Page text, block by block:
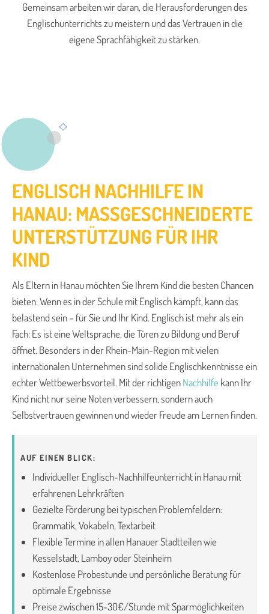
Gemeinsam arbeiten wir daran, die Herausforderungen des
Englischunterrichts zu meistern und das Vertrauen in die
eigene Sprachfähigkeit zu stärken.
ENGLISCH NACHHILFE IN
HANAU: MASSGESCHNEIDERTE U
NTERSTÜTZUNG FÜR IHR K
IND
Als Eltern in Hanau möchten Sie Ihrem Kind die besten Chancen
bieten. Wenn es in der Schule mit Englisch kämpft, kann das
belastend sein – für Sie und Ihr Kind. Englisch ist mehr als ein
Fach: Es ist eine Weltsprache, die Türen zu Bildung und Beruf
öffnet. Besonders in der Rhein-Main-Region mit vielen
internationalen Unternehmen sind solide Englischkenntnisse ein
echter Wettbewerbsvorteil. Mit der richtigenNachhilfe kann Ihr
Kind nicht nur seine Noten verbessern, sondern auch
Selbstvertrauen gewinnen und wieder Freude am Lernen finden.
AUF EINEN BLICK:
Individueller Englisch-Nachhilfeunterricht in Hanau mit
erfahrenen Lehrkräften
Gezielte Förderung bei typischen Problemfeldern:
Grammatik, Vokabeln, Textarbeit
Flexible Termine in allen Hanauer Stadtteilen wie
Kesselstadt, Lamboy oder Steinheim
Kostenlose Probestunde und persönliche Beratung für
optimale Ergebnisse
Preise zwischen 15-30€/Stunde mit Sparmöglichkeiten